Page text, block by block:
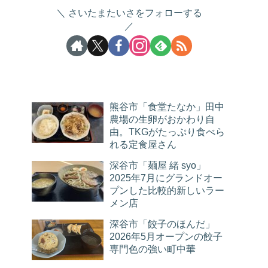
さいたまたいさをフォローする
熊谷市「食堂たなか」田中
農場の生卵がおかわり自
由。TKGがたっぷり食べら
れる定食屋さん
深谷市「麺屋 緒 syo」
2025年7月にグランドオー
プンした比較的新しいラー
メン店
深谷市「餃子のほんだ」
2026年5月オープンの餃子
専門色の強い町中華